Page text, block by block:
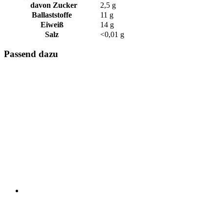
davon Zucker
2,5 g
Ballaststoffe
11 g
Eiweiß
14 g
Salz
<0,01 g
Passend dazu